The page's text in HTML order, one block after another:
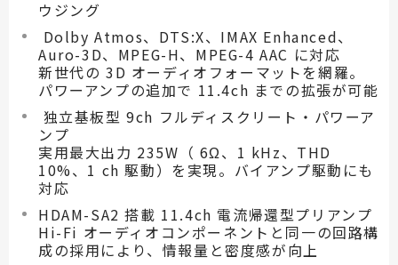
ウジング
Dolby Atmos、DTS:X、IMAX Enhanced、
Auro-3D、MPEG-H、MPEG-4 AAC に対応
新世代の 3D オーディオフォーマットを網羅。
パワーアンプの追加で 11.4ch までの拡張が可能
独立基板型 9ch フルディスクリート・パワーア
ンプ
実用最大出力 235W（ 6Ω、1 kHz、THD
10%、1 ch 駆動）を実現。バイアンプ駆動にも
対応
HDAM-SA2 搭載 11.4ch 電流帰還型プリアンプ
Hi-Fi オーディオコンポーネントと同一の回路構
成の採用により、情報量と密度感が向上